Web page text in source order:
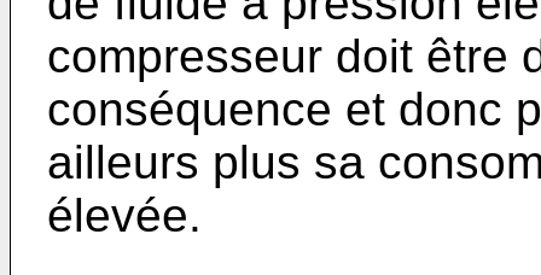
compresseur doit être
conséquence et donc
ailleurs plus sa
élevée.